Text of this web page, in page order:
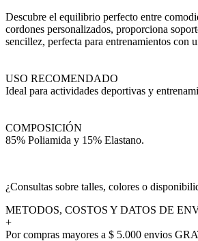
Descubre el equilibrio perfecto entre
cordones personalizados, proporciona
sencillez, perfecta para entrenamientos con
USO RECOMENDADO
Ideal para actividades deportivas y
COMPOSICIÓN
85% Poliamida y 15% Elastano.
¿Consultas sobre talles, colores o
METODOS, COSTOS Y DATOS DE
+
Por compras mayores a $ 5.000 envios